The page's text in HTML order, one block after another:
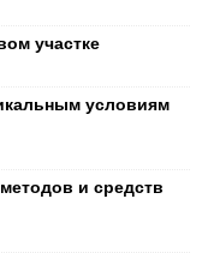
участке
условиям
и средств